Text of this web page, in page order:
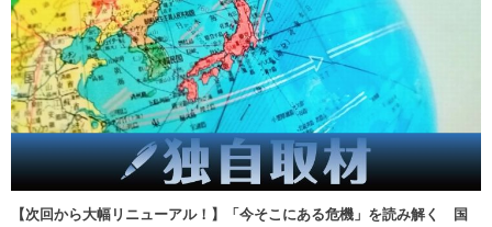
【次回から大幅リニューアル！】「今そこにある危機」を読み解く 国